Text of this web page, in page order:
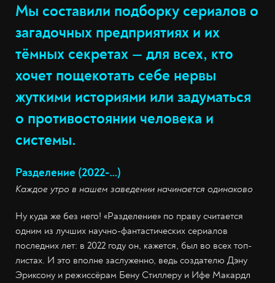
Мы составили подборку сериалов о
загадочных предприятиях и их
тёмных секретах — для всех, кто
хочет пощекотать себе нервы
жуткими историями или задуматься
о противостоянии человека и
системы.
Разделение (2022-…)
Каждое утро в нашем заведении начинается одинаково
Ну куда же без него! «Разделение» по праву считается
одним из лучших научно-фантастических сериалов
последних лет: в 2022 году он, кажется, был во всех топ-
листах. И это вполне заслуженно, ведь создателю Дэну
Эриксону и режиссёрам Бену Стиллеру и Ифе Макардл